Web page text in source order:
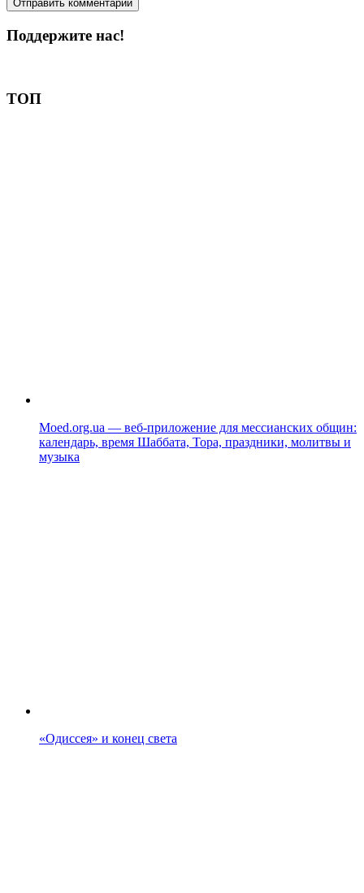
Поддержите нас!
ТОП
Moed.org.ua — веб-приложение для мессианских общин:
календарь, время Шаббата, Тора, праздники, молитвы и
музыка
«Одиссея» и конец света